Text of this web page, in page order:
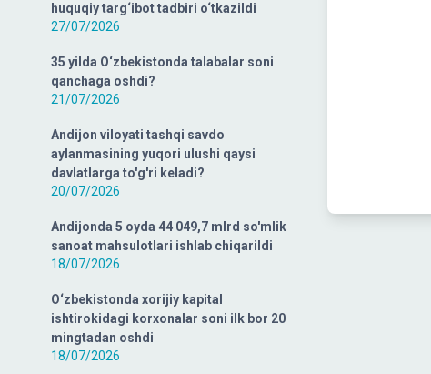
huquqiy targ‘ibot tadbiri o‘tkazildi
27/07/2026
35 yilda O‘zbekistonda talabalar soni
qanchaga oshdi?
21/07/2026
Andijon viloyati tashqi savdo
aylanmasining yuqori ulushi qaysi
davlatlarga to'g'ri keladi?
20/07/2026
Andijonda 5 oyda 44 049,7 mlrd so'mlik
sanoat mahsulotlari ishlab chiqarildi
18/07/2026
O‘zbekistonda xorijiy kapital
ishtirokidagi korxonalar soni ilk bor 20
mingtadan oshdi
18/07/2026